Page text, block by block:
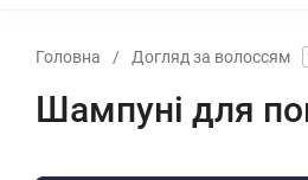
Головна / Догляд за волоссям
Шампуні для